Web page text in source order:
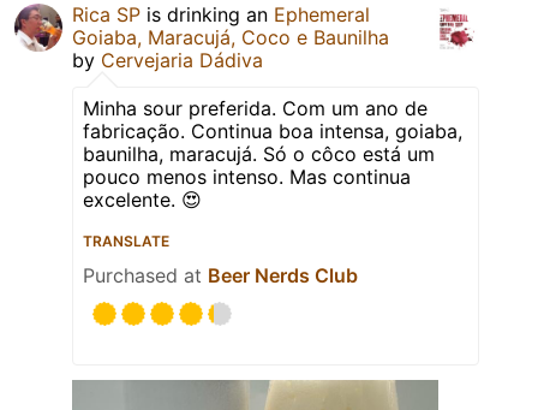
Rica SP is drinking an Ephemeral
Goiaba, Maracujá, Coco e Baunilha
by Cervejaria Dádiva
Minha sour preferida. Com um ano de
fabricação. Continua boa intensa, goiaba,
baunilha, maracujá. Só o côco está um
pouco menos intenso. Mas continua
excelente. 😍
TRANSLATE
Purchased at Beer Nerds Club